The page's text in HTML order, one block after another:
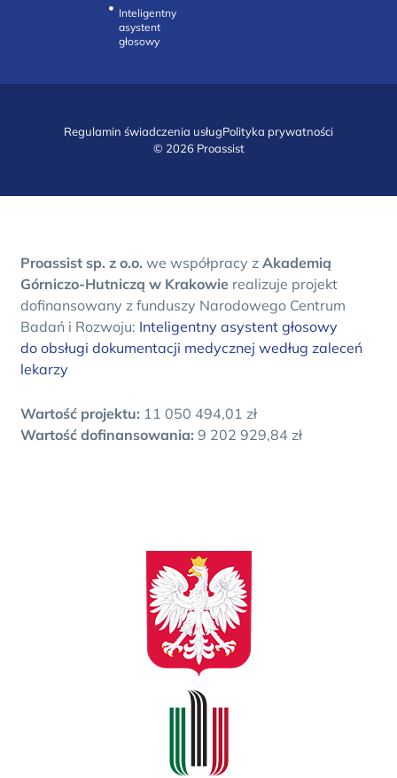
Inteligentny
asystent
głosowy
Regulamin świadczenia usługPolityka prywatności
© 2026 Proassist
Proassist sp. z o.o. we współpracy z Akademią
Górniczo-Hutniczą w Krakowie realizuje projekt
dofinansowany z funduszy Narodowego Centrum
Badań i Rozwoju: Inteligentny asystent głosowy
do obsługi dokumentacji medycznej według zaleceń
lekarzy
Wartość projektu: 11 050 494,01 zł
Wartość dofinansowania: 9 202 929,84 zł